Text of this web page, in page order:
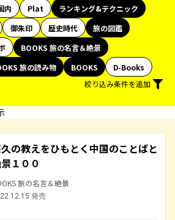
内 Plat
ランキング&テクニック
御朱印 歴史時代
旅の図鑑
BOOKS 旅の名言＆絶景
旅の読み物 BOOKS
D-Books
絞り込み条件を追加
の教えをひもとく中国のことばと
１００
旅の名言＆絶景
発売